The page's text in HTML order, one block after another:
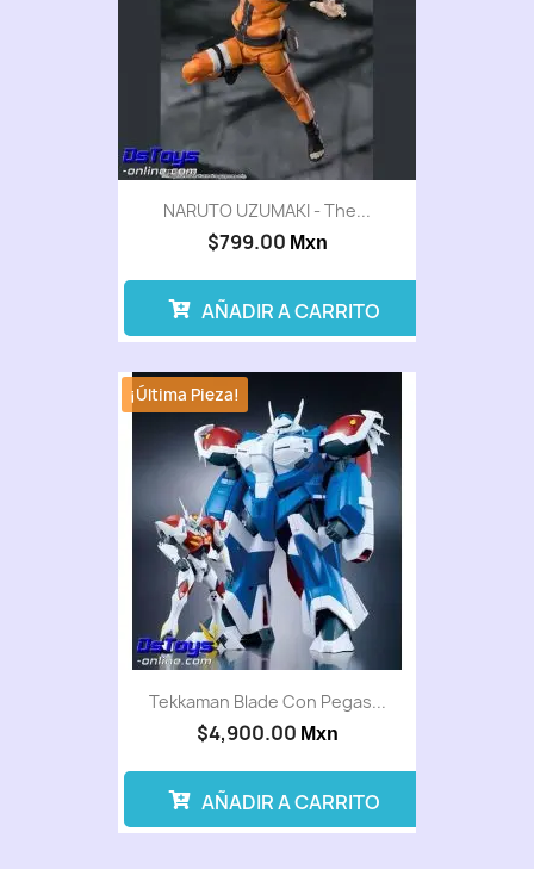
NARUTO UZUMAKI - The...
$799.00 Mxn
AÑADIR A CARRITO
Tekkaman Blade Con Pegas...
$4,900.00 Mxn
¡Última Pieza!
AÑADIR A CARRITO